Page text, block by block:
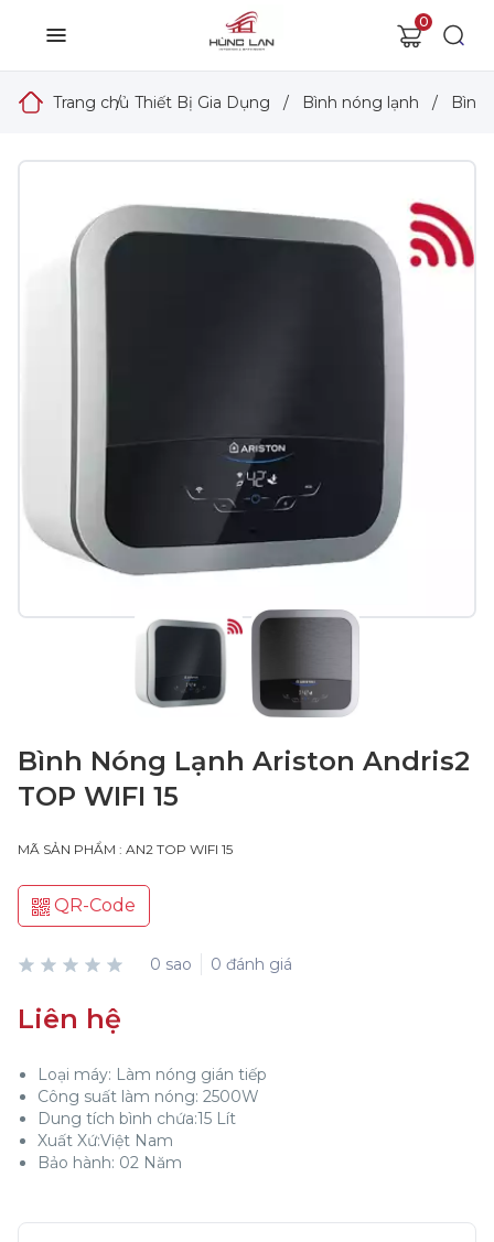
0
Trang chủ
/ Thiết Bị Gia Dụng / Bình nóng lạnh / Bình
Bình Nóng Lạnh Ariston Andris2
TOP WIFI 15
MÃ SẢN PHẨM : AN2 TOP WIFI 15
QR-Code
0 sao 0 đánh giá
Liên hệ
Loại máy: Làm nóng gián tiếp
Công suất làm nóng: 2500W
Dung tích bình chứa:15 Lít
Xuất Xứ:Việt Nam
Bảo hành: 02 Năm